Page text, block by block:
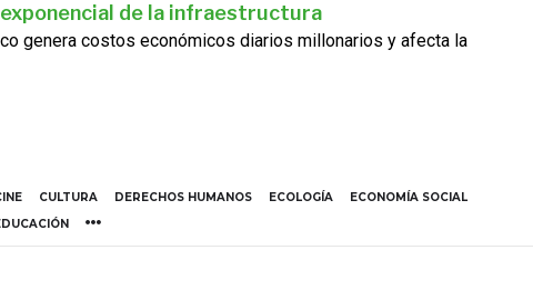
de la infraestructura
genera costos económicos diarios millonarios y afecta la
CULTURA DERECHOS HUMANOS ECOLOGÍA
ECONOMÍA SOCIAL